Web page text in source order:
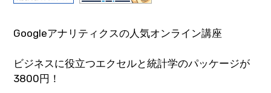
Googleアナリティクスの人気オンライン講座
ビジネスに役立つエクセルと統計学のパッケージが
3800円！